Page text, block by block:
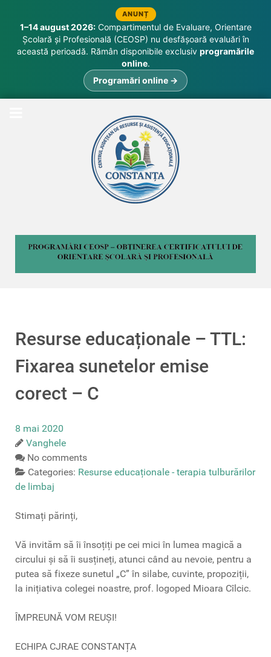
ANUNȚ
1–14 august 2026:Compartimentul de Evaluare, Orientare
Școlară și Profesională (CEOSP) nu desfășoară evaluări în
această perioadă. Rămân disponibile exclusiv programările
online.
Programări online →
Resurse educaționale – TTL:
Fixarea sunetelor emise
corect – C
8 mai 2020
Vanghele
No comments
Categories: Resurse educaționale - terapia tulburărilor
de limbaj
Stimați părinți,
Vă invităm să îi însoțiți pe cei mici în lumea magică a
circului și să îi susțineți, atunci când au nevoie, pentru a
putea să fixeze sunetul „C” în silabe, cuvinte, propoziții,
la inițiativa colegei noastre, prof. logoped Mioara Cîlcic.
ÎMPREUNĂ VOM REUȘI!
ECHIPA CJRAE CONSTANȚA